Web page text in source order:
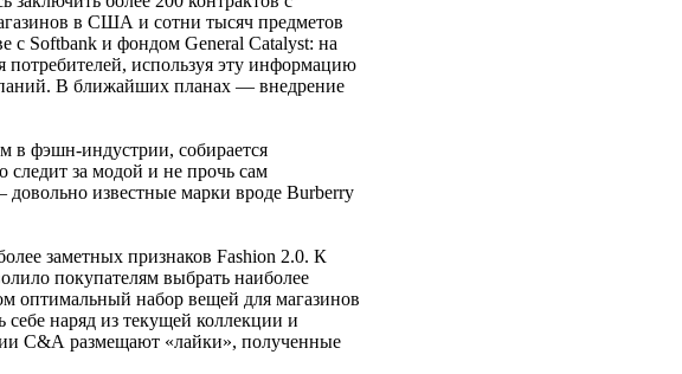
в США и сотни тысяч предметов
с Softbank и фондом General Catalyst: на
потребителей, используя эту информацию
В ближайших планах — внедрение
в фэшн-индустрии, собирается
следит за модой и не прочь сам
известные марки вроде Burberry
заметных признаков Fashion 2.0. К
покупателям выбрать наиболее
оптимальный набор вещей для магазинов
наряд из текущей коллекции и
С&А размещают «лайки», полученные